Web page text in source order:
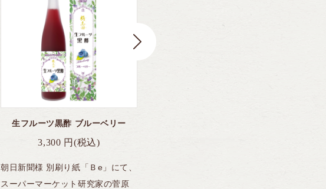
生フルーツ黒酢 ブルーベリー
3,300 円 (税込)
朝日新聞様 別刷り紙「Ｂe」にて、
スーパーマーケット研究家の菅原